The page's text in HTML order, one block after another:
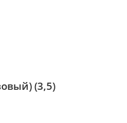
(3,5)